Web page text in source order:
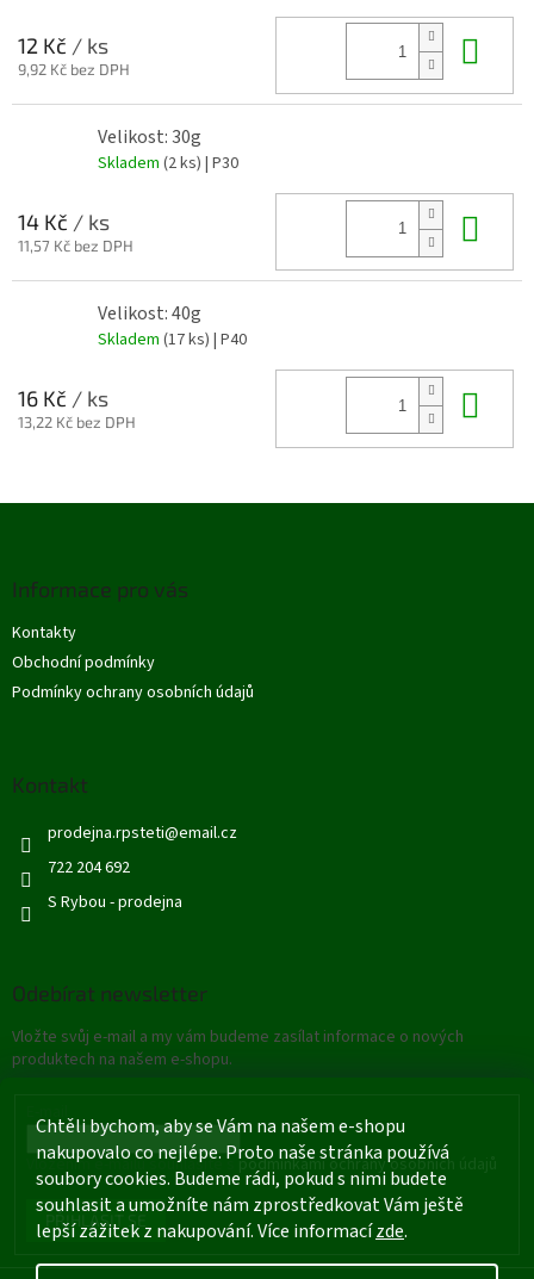
Chtěli bychom, aby se Vám na našem e-shopu
nakupovalo co nejlépe. Proto naše stránka používá
soubory cookies. Budeme rádi, pokud s nimi budete
souhlasit a umožníte nám zprostředkovat Vám ještě
lepší zážitek z nakupování. Více informacízde.
12 Kč / ks
9,92 Kč bez DPH
Velikost: 30g
Skladem (2 ks) | P30
14 Kč / ks
11,57 Kč bez DPH
Velikost: 40g
Skladem (17 ks) | P40
16 Kč / ks
13,22 Kč bez DPH
Informace pro vás
Kontakty
Obchodní podmínky
Podmínky ochrany osobních údajů
Kontakt
prodejna.rpsteti@email.cz
722 204 692
S Rybou - prodejna
Odebírat newsletter
Vložte svůj e-mail a my vám budeme zasílat informace o nových
produktech na našem e-shopu.
Vložením e-mailu souhlasíte s podmínkami ochrany osobních údajů
PŘIHLÁSIT SE